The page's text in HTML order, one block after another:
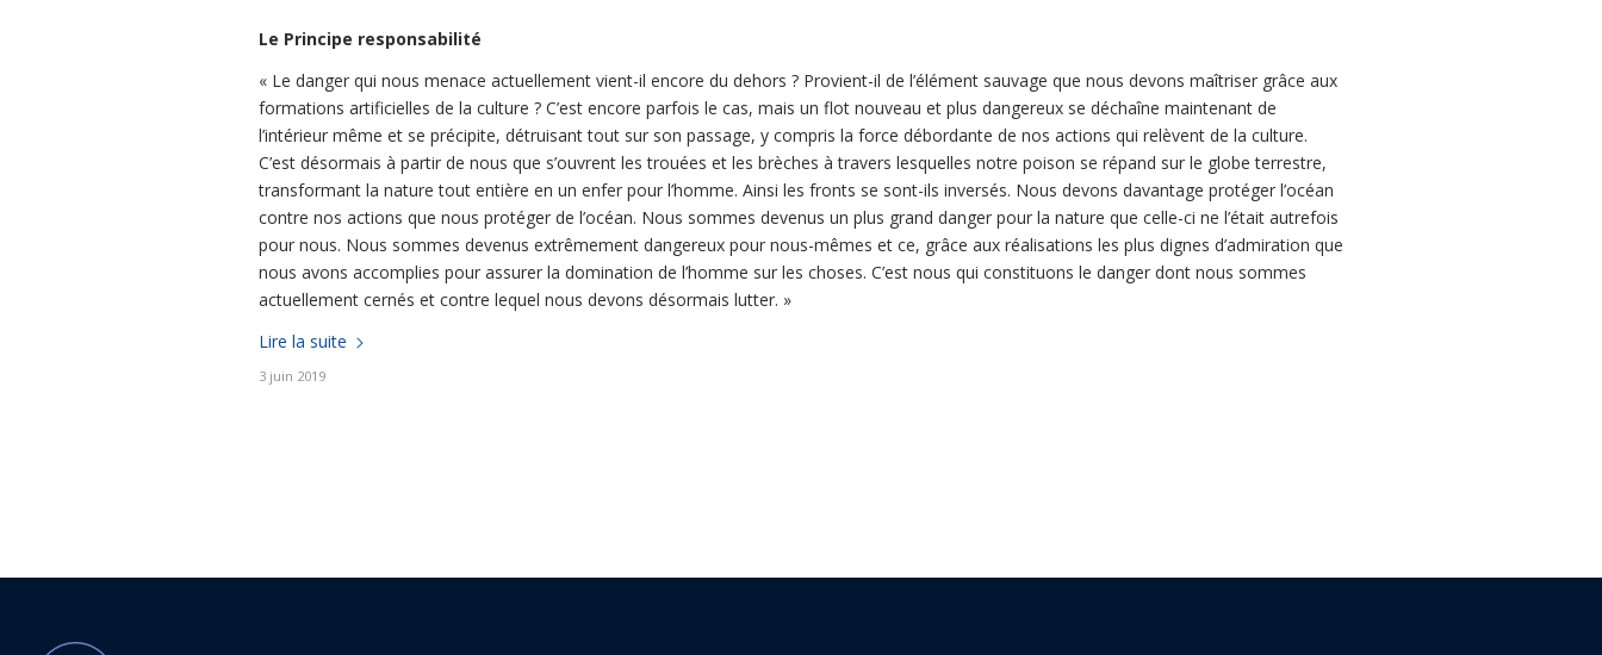
Le Principe responsabilité
« Le danger qui nous menace actuellement vient-il encore du dehors ? Provient-il de l’élément sauvage que nous devons maîtriser grâce aux
formations artificielles de la culture ? C’est encore parfois le cas, mais un flot nouveau et plus dangereux se déchaîne maintenant de
l’intérieur même et se précipite, détruisant tout sur son passage, y compris la force débordante de nos actions qui relèvent de la culture.
C’est désormais à partir de nous que s’ouvrent les trouées et les brèches à travers lesquelles notre poison se répand sur le globe terrestre,
transformant la nature tout entière en un enfer pour l’homme. Ainsi les fronts se sont-ils inversés. Nous devons davantage protéger l’océan
contre nos actions que nous protéger de l’océan. Nous sommes devenus un plus grand danger pour la nature que celle-ci ne l’était autrefois
pour nous. Nous sommes devenus extrêmement dangereux pour nous-mêmes et ce, grâce aux réalisations les plus dignes d’admiration que
nous avons accomplies pour assurer la domination de l’homme sur les choses. C’est nous qui constituons le danger dont nous sommes
actuellement cernés et contre lequel nous devons désormais lutter. »
Lire la suite
3 juin 2019